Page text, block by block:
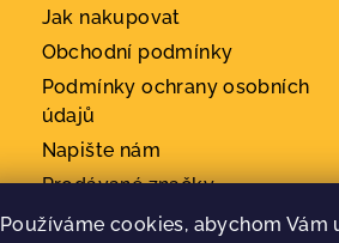
Používáme cookies, abychom
Jak nakupovat
Obchodní podmínky
Podmínky ochrany osobních
údajů
Napište nám
Prodávané značky
Kontakty